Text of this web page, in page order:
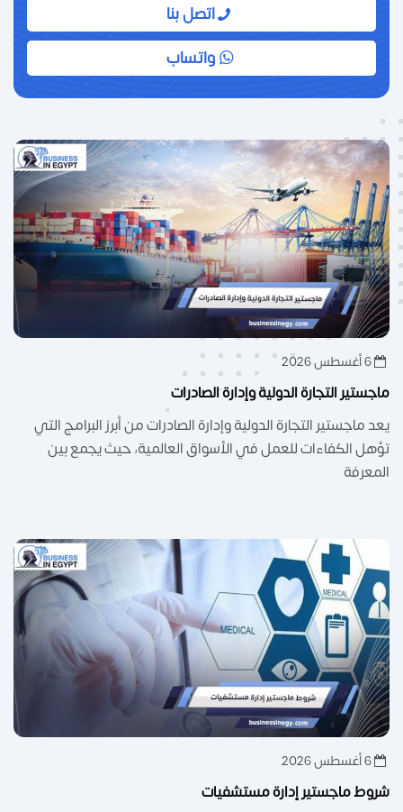
اتصل بنا
واتساب
6 أغسطس 2026
ماجستير التجارة الدولية وإدارة الصادرات
يعد ماجستير التجارة الدولية وإدارة الصادرات من أبرز البرامج التي
تؤهل الكفاءات للعمل في الأسواق العالمية، حيث يجمع بين
المعرفة
6 أغسطس 2026
شروط ماجستير إدارة مستشفيات